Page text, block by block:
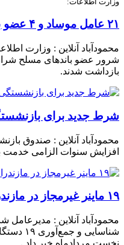
۲۱ عامل موساد و ۴ عضو باند‌های مسلح بازداشت شدند
شرور عضو باند‌های مسلح
بازداشت شدند.
شرط جدید برای
محمودآباد آنلاین : صندوق
افزایش سنوات الزامی خدمت
۱۹ ماینر غیرمجاز در مازندران از مدار خارج شد
محمودآباد آنلاین : مدیرعامل
نخست مردادماه خبر داد .